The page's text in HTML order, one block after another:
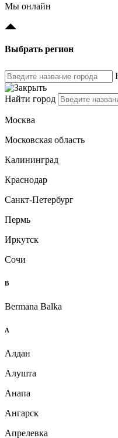
Мы онлайн
Выбрать регион
Найти город
Москва
Московская область
Калининград
Краснодар
Санкт-Петербург
Пермь
Иркутск
Сочи
B
Bermana Balka
А
Алдан
Алушта
Анапа
Ангарск
Апрелевка